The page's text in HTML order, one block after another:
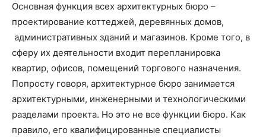
Основная функция всех архитектурных бюро –
проектирование коттеджей, деревянных домов,
административных зданий и магазинов. Кроме того, в
сферу их деятельности входит перепланировка
квартир, офисов, помещений торгового назначения.
Попросту говоря, архитектурное бюро занимается
архитектурными, инженерными и технологическими
разделами проекта. Но это не все функции бюро. Как
правило, его квалифицированные специалисты